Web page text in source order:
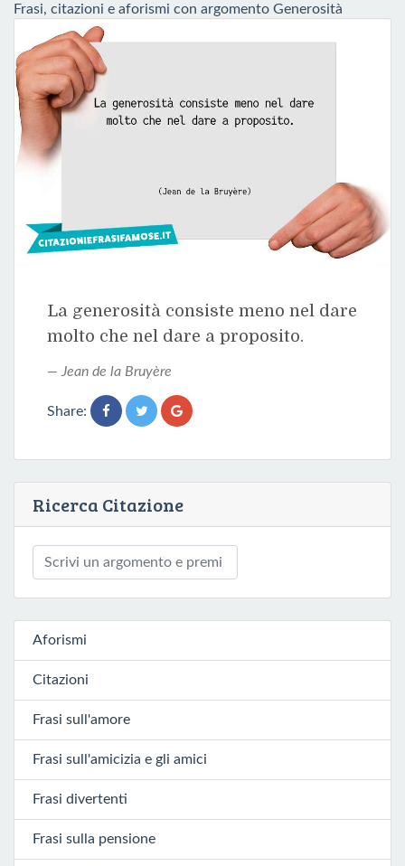
Frasi, citazioni e aforismi con argomento Generosità
La generosità consiste meno nel dare
molto che nel dare a proposito.
Jean de la Bruyère
Share:
Ricerca Citazione
Aforismi
Citazioni
Frasi sull'amore
Frasi sull'amicizia e gli amici
Frasi divertenti
Frasi sulla pensione